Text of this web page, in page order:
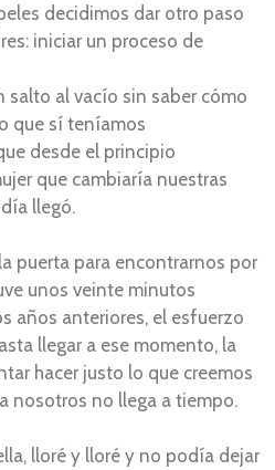
decidimos dar otro paso
iniciar un proceso de
salto al vacío sin saber cómo
que sí teníamos
desde el principio
que cambiaría nuestras
llegó.
puerta para encontrarnos por
unos veinte minutos
años anteriores, el esfuerzo
llegar a ese momento, la
hacer justo lo que creemos
nosotros no llega a tiempo.
lloré y lloré y no podía dejar